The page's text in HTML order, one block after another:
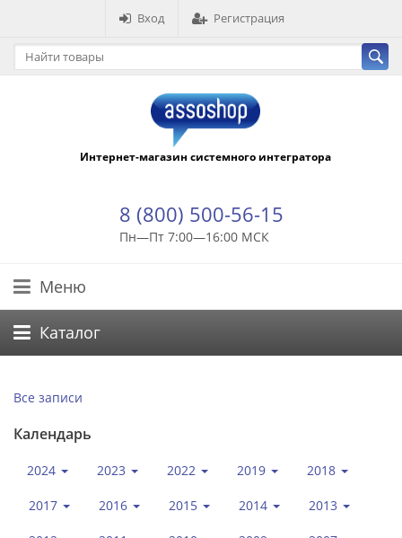
Вход Регистрация
Интернет-магазин системного интегратора
8 (800) 500-56-15
Пн—Пт 7:00—16:00 МСК
Меню
Каталог
Все записи
Календарь
2024 2023 2022 2019 2018
2017 2016 2015 2014 2013